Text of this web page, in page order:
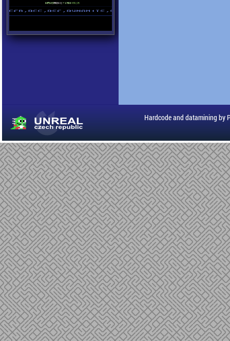
Hardcode and datamining by